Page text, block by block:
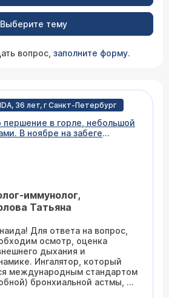
Выберите тему
вопрос, заполните форму.
36 лет, г Санкт-Петербург
першение в горле, небольшой
В ноябре на забеге
Вдох нормально, на выдохе
сипение. Потом кашель
ринит. Сначала меня
беспокоил, начинался на
физнагрузки. Потом врач
Ничего не изменилось.
дышать пульмикор-беродуал.
где-то через
на свежем воздухе. Сделали
что у меня предастма.
симбикорт
У меня никогда аллергии не
сейчас не делали.
иммунолог,
Татьяна
Для ответа на вопрос,
осмотр, оценка
дыхания и
Ингалятор, который
международным стандартом
бронхиальной астмы, он